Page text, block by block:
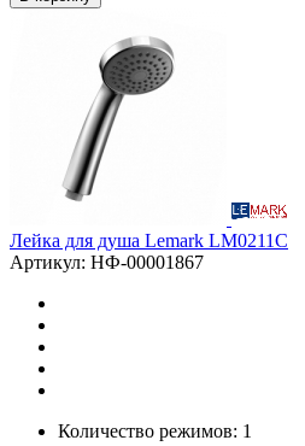
Лейка для душа Lemark LM0211C
Артикул: НФ-00001867
Количество режимов: 1